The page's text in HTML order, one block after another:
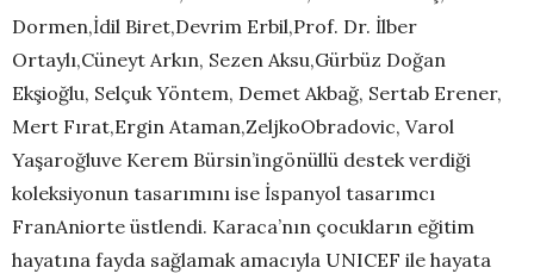
Dormen,İdil Biret,Devrim Erbil,Prof. Dr. İlber
Ortaylı,Cüneyt Arkın, Sezen Aksu,Gürbüz Doğan
Ekşioğlu, Selçuk Yöntem, Demet Akbağ, Sertab Erener,
Mert Fırat,Ergin Ataman,ZeljkoObradovic, Varol
Yaşaroğluve Kerem Bürsin’ingönüllü destek verdiği
koleksiyonun tasarımını ise İspanyol tasarımcı
FranAniorte üstlendi. Karaca’nın çocukların eğitim
hayatına fayda sağlamak amacıyla UNICEF ile hayata